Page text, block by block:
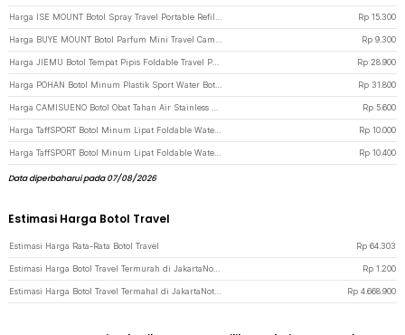
Rp 15.300
Rp 9.300
Rp 28.900
Rp 31.800
Rp 5.600
Rp 10.000
Rp 10.400
Data diperbaharui pada 07/08/2026
Estimasi Harga Botol Travel
Estimasi Harga Rata-Rata Botol Travel Rp 64.303
Rp 1.200
Rp 4.668.900